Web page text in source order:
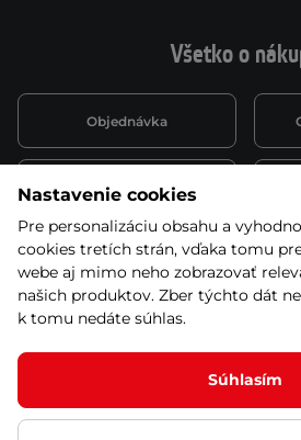
Všetko o
Objednávka
Spôsob platby
Montáž a servis
Kariéra
Nastavenie cookies
Pre personalizáciu obsahu a
cookies tretích strán, vďaka tomu
webe aj mimo neho zobrazovať
našich produktov. Zber týchto dát
k tomu nedáte súhlas.
Súhlasím